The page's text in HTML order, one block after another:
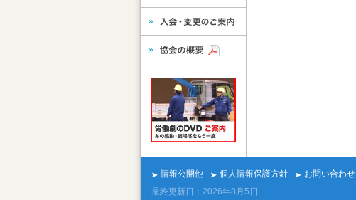
情報公開他 個人情報保護方針 お問い合わせ
最終更新日：2026年8月5日